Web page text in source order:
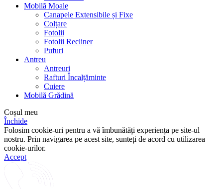
Mobilă Moale
Canapele Extensibile și Fixe
Colțare
Fotolii
Fotolii Recliner
Pufuri
Antreu
Antreuri
Rafturi Încalțăminte
Cuiere
Mobilă Grădină
Coșul meu
Închide
Folosim cookie-uri pentru a vă îmbunătăți experiența pe site-ul
nostru. Prin navigarea pe acest site, sunteți de acord cu utilizarea
cookie-urilor.
Accept